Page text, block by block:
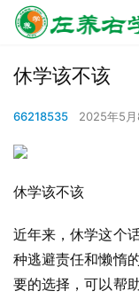
休学该不该
66218535 2025年5
休学该不该
近年来，休学这个
种逃避责任和懒惰
要的选择，可以帮